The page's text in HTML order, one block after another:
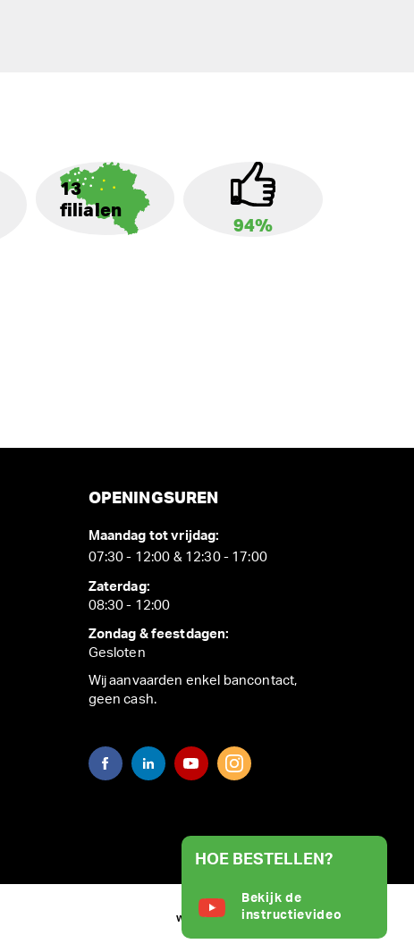
13
filialen
94%
OPENINGSUREN
Maandag tot vrijdag:
07:30 - 12:00 & 12:30 - 17:00
Zaterdag:
08:30 - 12:00
Zondag & feestdagen:
Gesloten
Wij aanvaarden enkel bancontact,
geen cash.
WEBSITE BY
HOE BESTELLEN?
Bekijk de
instructievideo